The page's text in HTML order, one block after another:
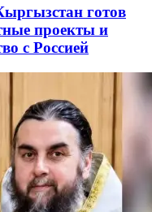
готов
проекты и
с Россией